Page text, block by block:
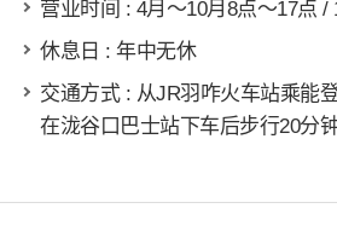
营业时间 : 4月～10月8点～17点 /
休息日 : 年中无休
交通方式 : 从JR羽咋火车站乘能
在泷谷口巴士站下车后步行20分